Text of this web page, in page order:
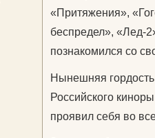
«Притяжения»,
беспредел», «Лед-
познакомился со
Нынешняя
Российского
проявил себя во